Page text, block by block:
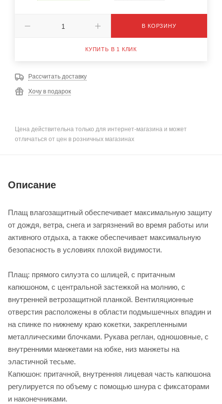
В КОРЗИНУ
КУПИТЬ В 1 КЛИК
Рассчитать доставку
Хочу в подарок
Цена действительна только для интернет-магазина и может
отличаться от цен в розничных магазинах
Описание
Плащ влагозащитный обеспечивает максимальную защиту
от дождя, ветра, снега и загрязнений во время работы или
активного отдыха, а также обеспечивает максимальную
безопасность в условиях плохой видимости.
Плащ: прямого силуэта со шлицей, с притачным
капюшоном, с центральной застежкой на молнию, с
внутренней ветрозащитной планкой. Вентиляционные
отверстия расположены в области подмышечных впадин и
на спинке по нижнему краю кокетки, закрепленными
металлическими блочками. Рукава реглан, одношовные, с
внутренними манжетами на юбке, низ манжеты на
эластичной тесьме.
Капюшон: притачной, внутренняя лицевая часть капюшона
регулируется по объему с помощью шнура с фиксаторами
и наконечниками.